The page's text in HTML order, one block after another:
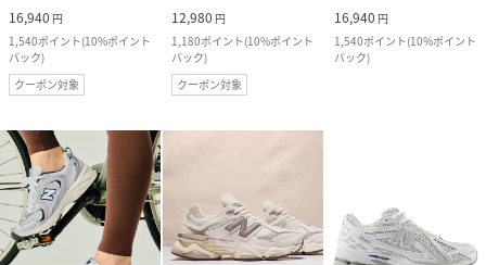
16,940 円
1,540ポイント(10%ポイント
バック)
クーポン対象
12,980 円
1,180ポイント(10%ポイント
バック)
クーポン対象
16,940 円
1,540ポイント(10%ポイント
バック)